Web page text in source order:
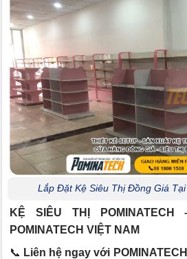
Lắp Đặt Kệ Siêu Thị Đồng Giá Tại
KỆ SIÊU THỊ POMINATECH
POMINATECH VIỆT NAM
📞 Liên hệ ngay với POMINATECH